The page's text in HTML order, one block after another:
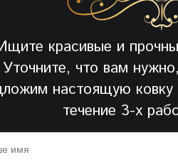
красивые и
Уточните, что вам
настоящую ковку
течение 3-х